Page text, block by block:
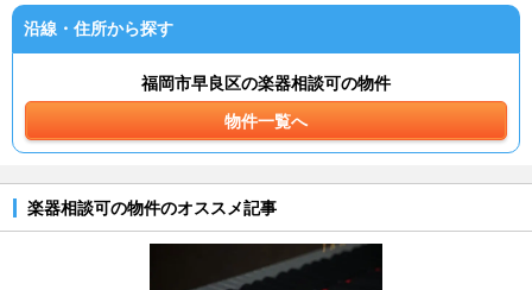
沿線・住所から探す
福岡市早良区の楽器相談可の物件
物件一覧へ
楽器相談可の物件のオススメ記事